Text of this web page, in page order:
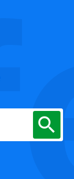
search